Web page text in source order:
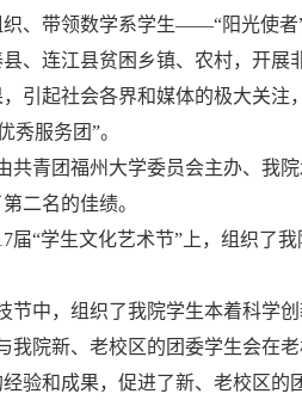
织、带领数学系学生――“阳光使
、连江县贫困乡镇、农村，开
引起社会各界和媒体的极大关
秀服务团”。
共青团福州大学委员会主办、我
二名的佳绩。
届“学生文化艺术节”上，组织了
节中，组织了我院学生本着科学
我院新、老校区的团委学生会在
验和成果，促进了新、老校区的